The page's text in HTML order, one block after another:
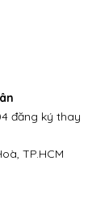
đăng ký thay
TP.HCM